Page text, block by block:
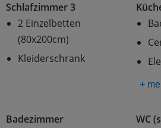
Schlafzimmer 3
2 Einzelbetten
(80x200cm)
Kleiderschrank
+
Badezimmer
WC